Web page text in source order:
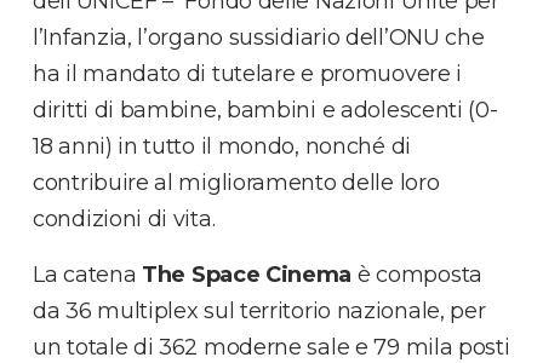
l’Infanzia, l’organo sussidiario dell’ONU che
ha il mandato di tutelare e promuovere i
diritti di bambine, bambini e adolescenti (0-
18 anni) in tutto il mondo, nonché di
contribuire al miglioramento delle loro
condizioni di vita.
La catena The Space Cinema è composta
da 36 multiplex sul territorio nazionale, per
un totale di 362 moderne sale e 79 mila posti